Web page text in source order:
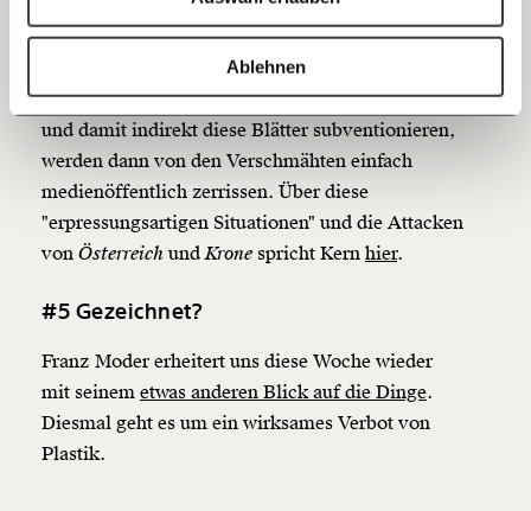
Ablehnen
20€ 40€
Ich möchte meine Spende verschenken.
Du erhältst eine E-Mail mit deiner
Geschenkurkunde im PDF-Format, welche Du
kannst.
Weiter
https://www.moment.at/story/vorurteile-ueber-singles-feiern-hitzige-weihnachten/
Interview mit Ex-BundeskanzlerChristian Kern
geführt. Kern packt darin über die Machenschaften
der Boulevardpresse aus: Spitzenpolitiker, die nicht
gewillt sind, im großen Stil Anzeigen zu schalten
und damit indirekt diese Blätter subventionieren,
werden dann von den Verschmähten einfach
medienöffentlich zerrissen. Über diese
"erpressungsartigen Situationen" und die Attacken
von Österreich undKronespricht Kern hier.
#5 Gezeichnet?
Franz Moder erheitert uns diese Woche wieder
mit seinem etwas anderen Blick auf die Dinge.
Diesmal geht es um ein wirksames Verbot von
Plastik.